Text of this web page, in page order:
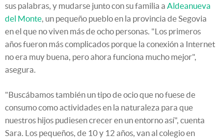
sus palabras, y mudarse junto con su familia a Aldeanueva
del Monte, un pequeño pueblo en la provincia de Segovia
en el que no viven más de ocho personas. "Los primeros
años fueron más complicados porque la conexión a Internet
no era muy buena, pero ahora funciona mucho mejor",
asegura.
"Buscábamos también un tipo de ocio que no fuese de
consumo como actividades en la naturaleza para que
nuestros hijos pudiesen crecer en un entorno así", cuenta
Sara. Los pequeños, de 10 y 12 años, van al colegio en